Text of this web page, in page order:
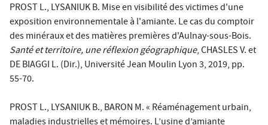
PROST L., LYSANIUK B. Mise en visibilité des victimes d'une
exposition environnementale à l'amiante. Le cas du comptoir
des minéraux et des matières premières d'Aulnay-sous-Bois.
Santé et territoire, une réflexion géographique, CHASLES V. et
DE BIAGGI L. (Dir.), Université Jean Moulin Lyon 3, 2019, pp.
55-70.
PROST L., LYSANIUK B., BARON M. « Réaménagement urbain,